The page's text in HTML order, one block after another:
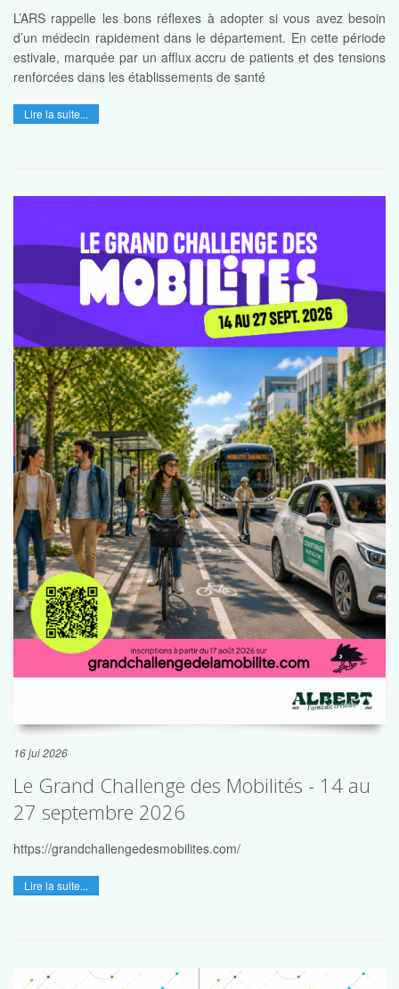
L’ARS rappelle les bons réflexes à adopter si vous avez besoin
d’un médecin rapidement dans le département. En cette période
estivale, marquée par un afflux accru de patients et des tensions
renforcées dans les établissements de santé
Lire la suite...
16 jui 2026
Le Grand Challenge des Mobilités - 14 au
27 septembre 2026
https://grandchallengedesmobilites.com/
Lire la suite...